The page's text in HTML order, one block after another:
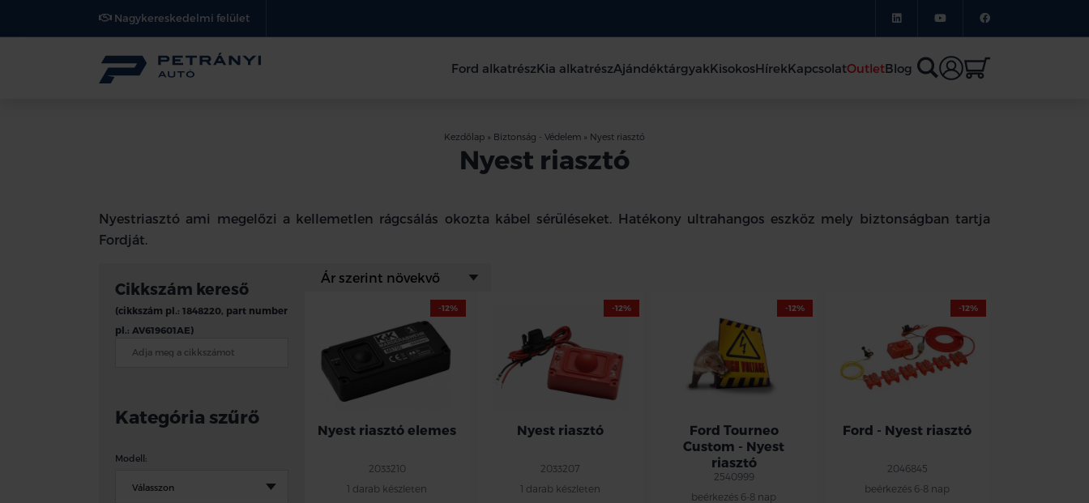
Nagykereskedelmi felület
Ford alkatrészKia alkatrészAjándéktárgyakKisokosHírekKapcsolatOutletBlog
Kezdőlap » Biztonság - Védelem » Nyest riasztó
Nyest riasztó
Nyestriasztó ami megelőzi a kellemetlen rágcsálás okozta kábel sérüléseket. Hatékony ultrahangos eszköz mely biztonságban tartja
Fordját.
Cikkszám kereső
(cikkszám pl.: 1848220, part number
pl.: AV619601AE)
Kategória szűrő
Modell:
-12%
Nyest riasztó elemes
2033210
1 darab készleten
-12%
Nyest riasztó
2033207
1 darab készleten
-12%
Ford Tourneo
Custom - Nyest
riasztó
2540999
beérkezés 6-8 nap
-12%
Ford - Nyest riasztó
2046845
beérkezés 6-8 nap